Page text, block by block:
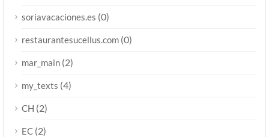
soriavacaciones.es (0)
restaurantesucellus.com (0)
mar_main (2)
my_texts (4)
CH (2)
EC (2)